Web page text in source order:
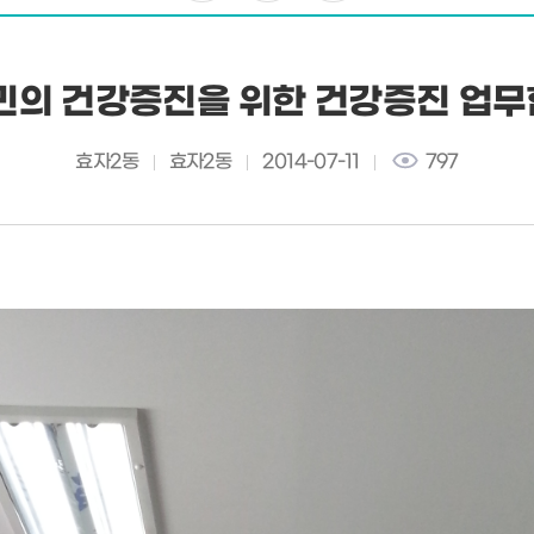
의 건강증진을 위한 건강증진 업
효자2동 효자2동 2014-07-11 797